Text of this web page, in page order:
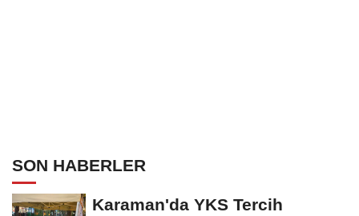
SON HABERLER
Karaman'da YKS Tercih